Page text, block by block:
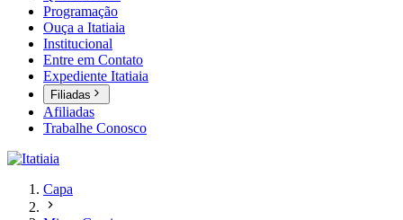
Programação
Ouça a Itatiaia
Institucional
Entre em Contato
Expediente Itatiaia
Filiadas
Afiliadas
Trabalhe Conosco
Capa